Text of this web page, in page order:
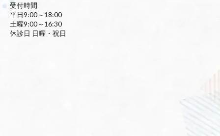
受付時間
平日9:00～18:00
土曜9:00～16:30
休診日 日曜・祝日